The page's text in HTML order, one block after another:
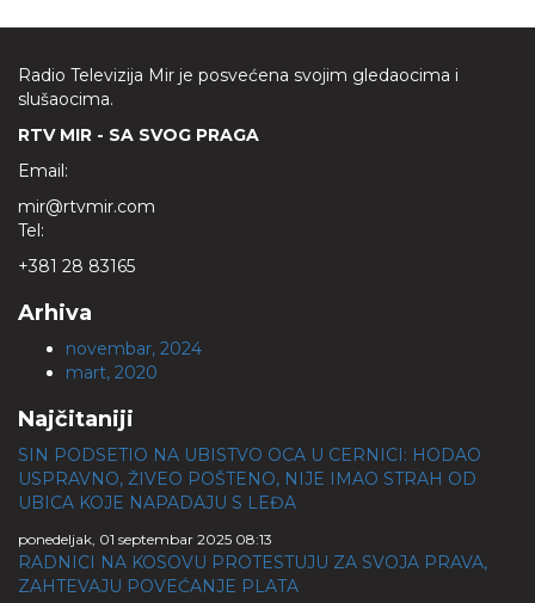
Radio Televizija Mir je posvećena svojim gledaocima i
slušaocima.
RTV MIR - SA SVOG PRAGA
Email:
mir@rtvmir.com
Tel:
+381 28 83165
Arhiva
novembar, 2024
mart, 2020
Najčitaniji
SIN PODSETIO NA UBISTVO OCA U CERNICI: HODAO
USPRAVNO, ŽIVEO POŠTENO, NIJE IMAO STRAH OD
UBICA KOJE NAPADAJU S LEĐA
ponedeljak, 01 septembar 2025 08:13
RADNICI NA KOSOVU PROTESTUJU ZA SVOJA PRAVA,
ZAHTEVAJU POVEĆANJE PLATA